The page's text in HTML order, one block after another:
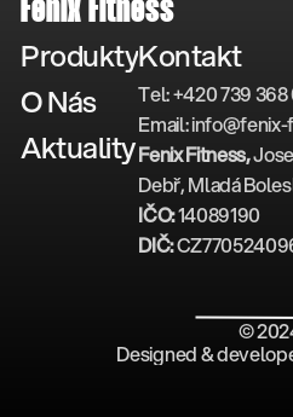
Fénix Fitness
Produkty
O Nás
Aktuality
Kontakt
Tel: +420 739 368
Email:
Fenix Fitness,
Debř, Mladá
IČO: 14089190
DIČ:
©
Designed &